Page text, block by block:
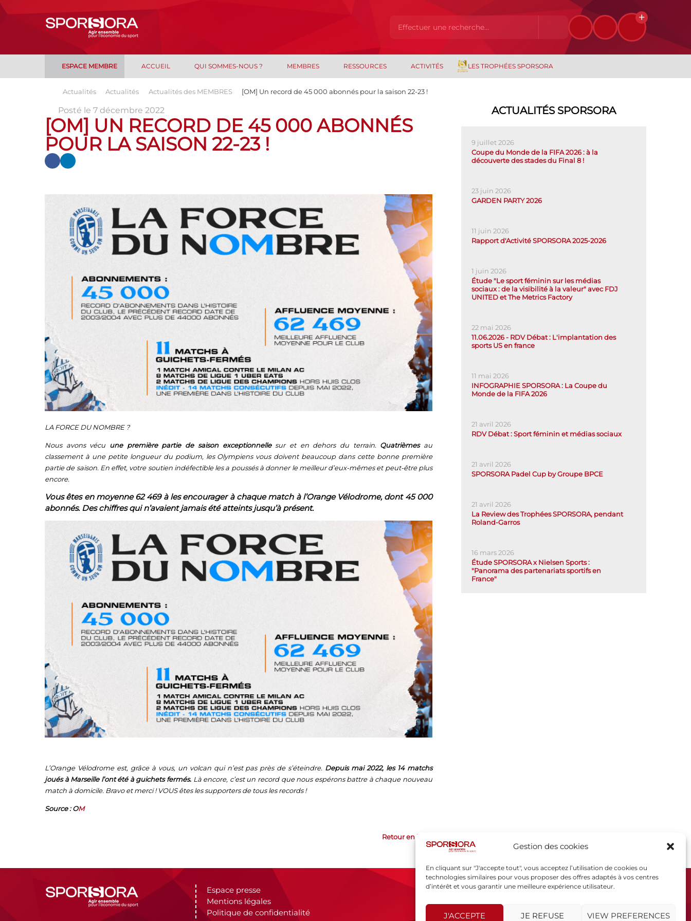
Gestion des cookies
En cliquant sur "J'accepte tout", vous acceptez l’utilisation de cookies ou
technologies similaires pour vous proposer des offres adaptés à vos centres
d’intérêt et vous garantir une meilleure expérience utilisateur.
J'ACCEPTE JE REFUSE VIEW PREFERENCES
ESPACE MEMBRE ACCUEIL QUI SOMMES-NOUS ? MEMBRES RESSOURCES ACTIVITÉS LES TROPHÉES SPORSORA
Actualités Actualités Actualités des MEMBRES [OM] Un record de 45 000 abonnés pour la saison 22-23 !
Posté le 7 décembre 2022
[OM] UN RECORD DE 45 000 ABONNÉS
POUR LA SAISON 22-23 !
LA FORCE DU NOMBRE ?
Nous avons vécu une première partie de saison exceptionnellesur et en dehors du terrain. Quatrièmesau
classement à une petite longueur du podium, les Olympiens vous doivent beaucoup dans cette bonne première
partie de saison. En effet, votre soutien indéfectible les a poussés à donner le meilleur d’eux-mêmes et peut-être plus
encore.
Vous êtes en moyenne 62 469 à les encourager à chaque match à l’Orange Vélodrome, dont 45 000
abonnés. Des chiffres qui n’avaient jamais été atteints jusqu’à présent.
L’Orange Vélodrome est, grâce à vous, un volcan qui n’est pas près de s’éteindre. Depuis mai 2022, les 14 matchs
joués à Marseille l’ont été à guichets fermés. Là encore, c’est un record que nous espérons battre à chaque nouveau
match à domicile. Bravo et merci ! VOUS êtes les supporters de tous les records !
Source : OM
Retour en haut
ACTUALITÉS SPORSORA
9 juillet 2026
Coupe du Monde de la FIFA 2026 : à la
découverte des stades du Final 8 !
23 juin 2026
GARDEN PARTY 2026
11 juin 2026
Rapport d'Activité SPORSORA 2025-2026
1 juin 2026
Étude "Le sport féminin sur les médias
sociaux : de la visibilité à la valeur" avec FDJ
UNITED et The Metrics Factory
22 mai 2026
11.06.2026 - RDV Débat : L'implantation des
sports US en france
11 mai 2026
INFOGRAPHIE SPORSORA : La Coupe du
Monde de la FIFA 2026
21 avril 2026
RDV Débat : Sport féminin et médias sociaux
21 avril 2026
SPORSORA Padel Cup by Groupe BPCE
21 avril 2026
La Review des Trophées SPORSORA, pendant
Roland-Garros
16 mars 2026
Étude SPORSORA x Nielsen Sports :
"Panorama des partenariats sportifs en
France"
Espace presse
Mentions légales
Politique de confidentialité
SPORSORA
75015 PARIS